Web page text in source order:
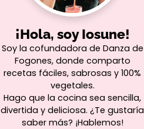
¡Hola, soy Iosune!
Soy la cofundadora de Danza de
Fogones, donde comparto
recetas fáciles, sabrosas y 100%
vegetales.
Hago que la cocina sea sencilla,
divertida y deliciosa. ¿Te gustaría
saber más? ¡Hablemos!